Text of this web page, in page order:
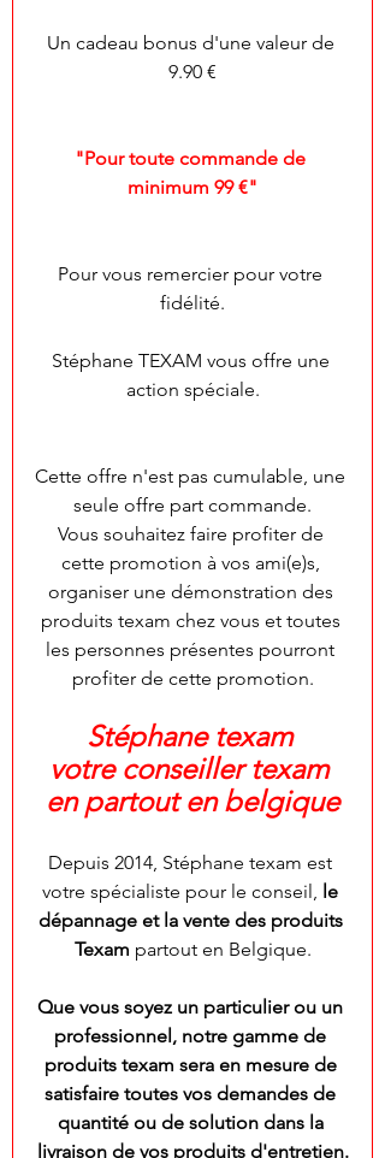
Un cadeau bonus d'une valeur de
9.90 €
"Pour toute commande de
minimum 99 €"
Pour vous remercier pour votre
fidélité.
Stéphane TEXAM vous offre une
action spéciale.
Cette offre n'est pas cumulable, une
seule offre part commande.
Vous souhaitez faire profiter de
cette promotion à vos ami(e)s,
organiser une démonstration des
produits texam chez vous et toutes
les personnes présentes pourront
profiter de cette promotion.
Stéphane texam
votre conseiller texam
en partout en belgique
Depuis 2014, Stéphane texam est
votre spécialiste pour le conseil, le
dépannage et la vente des produits
Texam partout en Belgique.
Que vous soyez un particulier ou un
professionnel, notre gamme de
produits texam sera en mesure de
satisfaire toutes vos demandes de
quantité ou de solution dans la
livraison de vos produits d'entretien.